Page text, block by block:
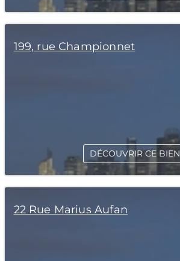
199, rue Championnet
DÉCOUVRIR CE BIEN
22 Rue Marius Aufan